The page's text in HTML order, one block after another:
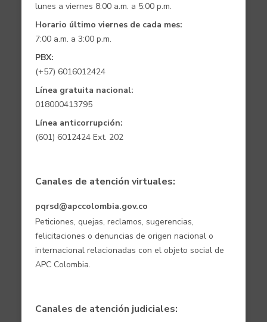
lunes a viernes 8:00 a.m. a 5:00 p.m.
Horario último viernes de cada mes:
7:00 a.m. a 3:00 p.m.
PBX:
(+57) 6016012424
Línea gratuita nacional:
018000413795
Línea anticorrupción:
(601) 6012424 Ext. 202
Canales de atención virtuales:
pqrsd@apccolombia.gov.co
Peticiones, quejas, reclamos, sugerencias,
felicitaciones o denuncias de origen nacional o
internacional relacionadas con el objeto social de
APC Colombia.
Canales de atención judiciales: